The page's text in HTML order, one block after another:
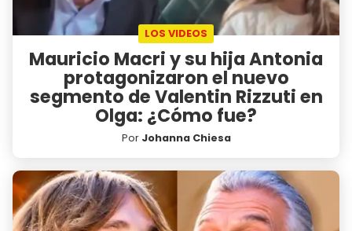
LOS VIDEOS
Mauricio Macri y su hija Antonia
protagonizaron el nuevo
segmento de Valentin Rizzuti en
Olga: ¿Cómo fue?
Por Johanna Chiesa